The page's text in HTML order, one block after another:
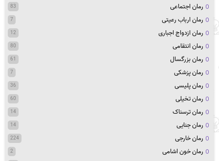
رمان اجتماعی 83
رمان ارباب رعیتی 7
رمان ازدواج اجباری 12
رمان انتقامی 80
رمان بزرگسال 61
رمان پزشکی 7
رمان پلیسی 36
رمان تخیلی 60
رمان ترسناک 14
رمان جنایی 14
رمان خارجی 224
رمان خون اشامی 2